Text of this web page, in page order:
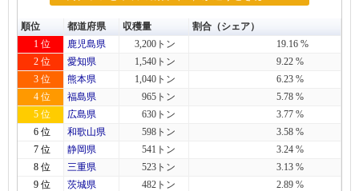
順位 都道府県 収穫量
割合（シェア）
1 位
鹿児島県 3,200トン
19.16 %
2 位
愛知県 1,540トン
9.22 %
3 位
熊本県 1,040トン
6.23 %
4 位
福島県 965トン
5.78 %
5 位
広島県 630トン
3.77 %
6 位
和歌山県 598トン
3.58 %
7 位
静岡県 541トン
3.24 %
8 位
三重県 523トン
3.13 %
9 位
茨城県 482トン
2.89 %